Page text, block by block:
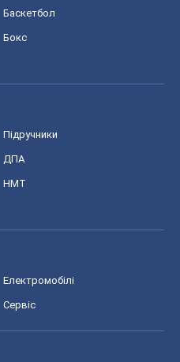
Баскетбол
Бокс
Підручники
ДПА
НМТ
Електромобілі
Сервіс